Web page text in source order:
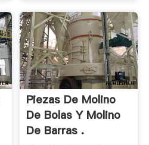
Piezas De Molino
De Bolas Y Molino
De Barras .